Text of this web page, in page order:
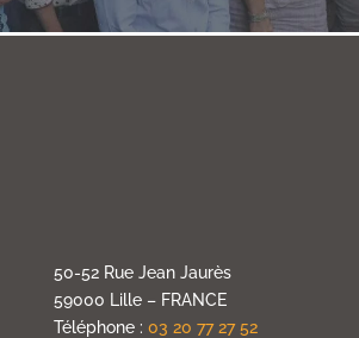
50-52 Rue Jean Jaurès
59000 Lille – FRANCE
Téléphone : 03 20 77 27 52